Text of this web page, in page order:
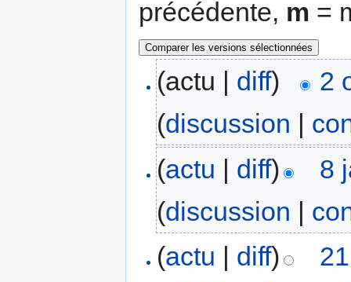
précédente, m =
(actu | diff)
2
(discussion |
(actu | diff)
8
(discussion |
(actu | diff)